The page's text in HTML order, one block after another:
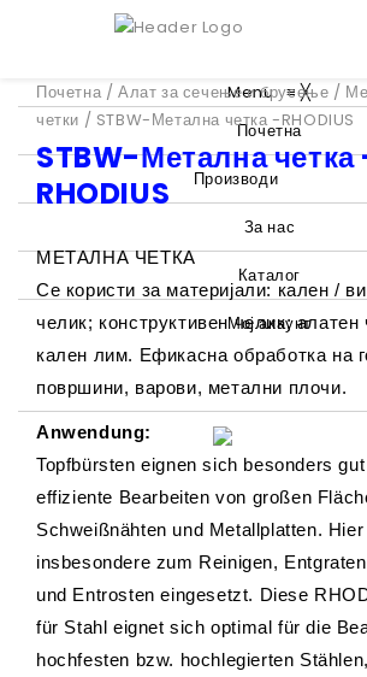
Menu≡ ╳
Почетна
Производи
За нас
Каталог
Мој акаунт
Почетна /Алат за сечење и брусење /
четки / STBW-Метална четка -RHODIUS
STBW-Метална четка
RHODIUS
МЕТАЛНА ЧЕТКА
Се користи за материјали: кален /
челик; конструктивен челик;
кален лим. Ефикасна обработка на
површини, варови, метални плочи.
Anwendung:
Topfbürsten eignen sich besonders
effiziente Bearbeiten von großen
Schweißnähten und Metallplatten.
insbesondere zum Reinigen,
und Entrosten eingesetzt. Diese
für Stahl eignet sich optimal für die
hochfesten bzw. hochlegierten